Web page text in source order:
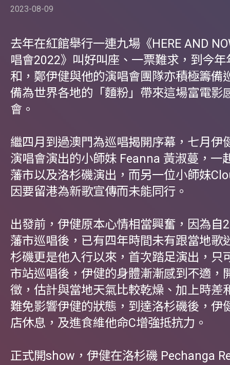
2023-08-09
去年在紅館舉行一連九場《HERE AND
唱會2022》叫好叫座、一票難求，到今年
和，鄭伊健與他的演唱會團隊亦積極籌備
備為世界各地的「麵粉」帶來這場富電影
會。
繼四月到過澳門為巡唱揭開序幕，七月伊
演唱會演出的小師妹 Feanna 黃淑蔓，一
藩市以及洛杉磯演出，而另一位小師妹
因要留港為新歌宣傳而未能同行。
出發前，伊健原本心情相當興奮，因為自
藩市巡唱後，已有四年時間未有跟當地歌
杉磯更是他入行以來，首次踏足演出，只
市站巡唱後，伊健的身體漸漸感到不適，
徵，估計與當地天氣比較乾燥、加上時差
難免影響伊健的狀態，到達洛杉磯後，伊
店休息，及進食維他命C增強抵抗力。
正式開show，伊健在洛杉磯 Pechanga